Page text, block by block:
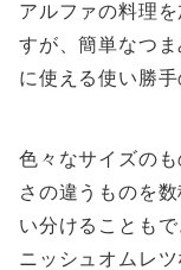
アルファの料理
すが、簡単なつ
に使える使い勝
色々なサイズの
さの違うものを
い分けることも
ニッシュオムレ